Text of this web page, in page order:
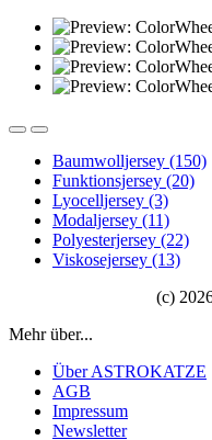
Baumwolljersey (150)
Funktionsjersey (20)
Lyocelljersey (3)
Modaljersey (11)
Polyesterjersey (22)
Viskosejersey (13)
(c)
Mehr über...
Über ASTROKATZE
AGB
Impressum
Newsletter